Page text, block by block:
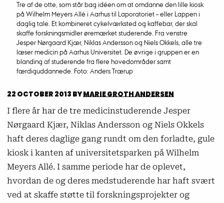
Tre af de otte, som står bag idéen om at omdanne den lille kiosk
på Wilhelm Meyers Allé i Aarhus til Laporatoriet – eller Lappen i
daglig tale. Et kombineret cykelværksted og kaffebar, der skal
skaffe forskningsmidler øremærket studerende. Fra venstre
Jesper Nørgaard Kjær, Niklas Andersson og Niels Okkels, alle tre
læser medicin på Aarhus Universitet. De øvrige i gruppen er en
blanding af studerende fra flere hovedområder samt
færdiguddannede. Foto: Anders Trærup
22 OCTOBER 2013 BYMARIE GROTH ANDERSEN
I flere år har de tre medicinstuderende Jesper
Nørgaard Kjær, Niklas Andersson og Niels Okkels
haft deres daglige gang rundt om den forladte, gule
kiosk i kanten af universitetsparken på Wilhelm
Meyers Allé. I samme periode har de oplevet,
hvordan de og deres medstuderende har haft svært
ved at skaffe støtte til forskningsprojekter og